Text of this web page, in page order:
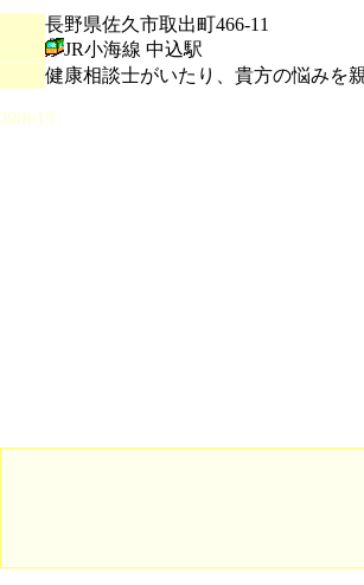
長野県佐久市取出町466-11
JR小海線 中込駅
健康相談士がいたり、貴方の悩みを